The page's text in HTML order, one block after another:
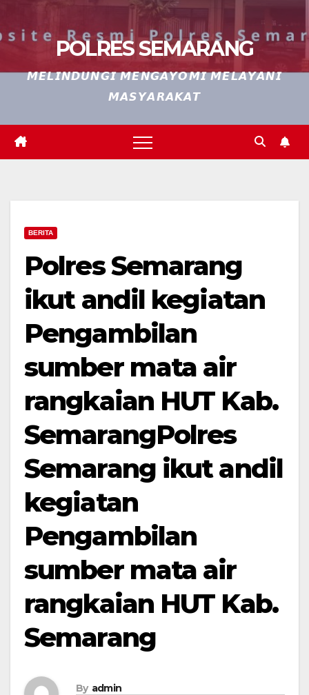
POLRES SEMARANG
𝙈𝙀𝙇𝙄𝙉𝘿𝙐𝙉𝙂𝙄 𝙈𝙀𝙉𝙂𝘼𝙔𝙊𝙈𝙄 𝙈𝙀𝙇𝘼𝙔𝘼𝙉𝙄
𝙈𝘼𝙎𝙔𝘼𝙍𝘼𝙆𝘼𝙏
BERITA
Polres Semarang
ikut andil kegiatan
Pengambilan
sumber mata air
rangkaian HUT Kab.
SemarangPolres
Semarang ikut andil
kegiatan
Pengambilan
sumber mata air
rangkaian HUT Kab.
Semarang
By admin